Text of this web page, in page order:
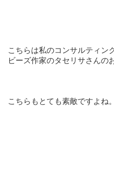
こちらは私のコンサルティン
ビーズ作家のタセリサさんの
こちらもとても素敵ですよね。